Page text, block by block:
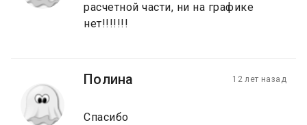
расчетной части, ни на графике
нет!!!!!!!
Полина 12 лет назад
Спасибо